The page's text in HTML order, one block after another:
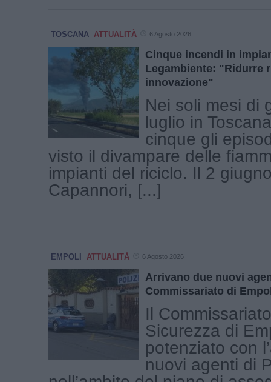
TOSCANA ATTUALITÀ 6 Agosto 2026
Cinque incendi in
Legambiente: "Ridurre
innovazione"
Nei soli mesi di
luglio in
cinque gli
visto il divampare delle
impianti del riciclo. Il 2
Capannori, [...]
EMPOLI ATTUALITÀ 6 Agosto 2026
Arrivano due nuovi
Commissariato di
Il
Sicurezza di
potenziato con
nuovi agenti di